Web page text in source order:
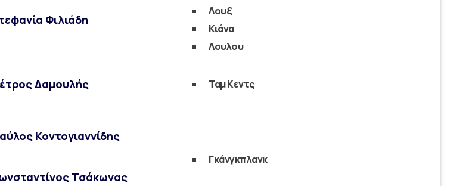
Φιλιάδη
Λουξ
Κιάνα
Λουλου
Δαμουλής Ταμ Κεντς
Κοντογιαννίδης
Τσάκωνας
Γκάνγκπλανκ